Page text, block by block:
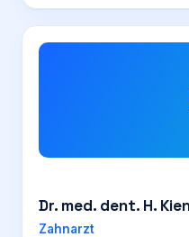
Dr. med. dent. H.
Zahnarzt